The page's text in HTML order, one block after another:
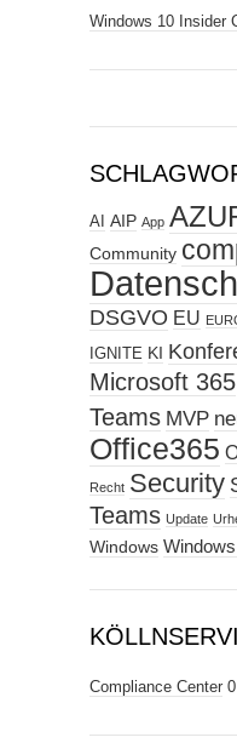
Windows 10 Insider
AI AIP App
Community
DSGVO EU
IGNITE KI
Microsoft 365
Teams MVP
Office365
Recht Security
Teams Update
Windows
Compliance Center 0